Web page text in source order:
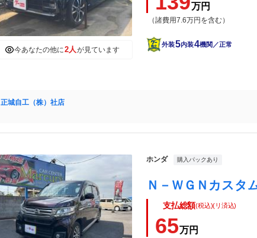
今あなたの他に2人が見ています
万円
（諸費用7.6万円を含む）
外装5内装4機関／正常
正城自工（株）社店
ホンダ 購入パックあり
支払総額(税込)(リ済込)
65万円